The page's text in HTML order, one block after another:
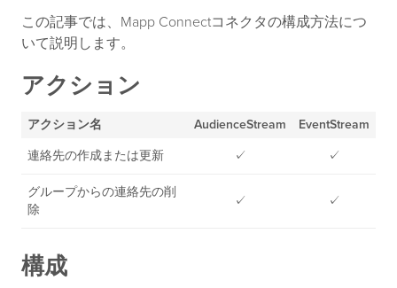
この記事では、Mapp Connectコネクタの構成方法につ
いて説明します。
アクション
アクション名 AudienceStream EventStream
連絡先の作成または更新 ✓ ✓
グループからの連絡先の削
除
✓ ✓
構成